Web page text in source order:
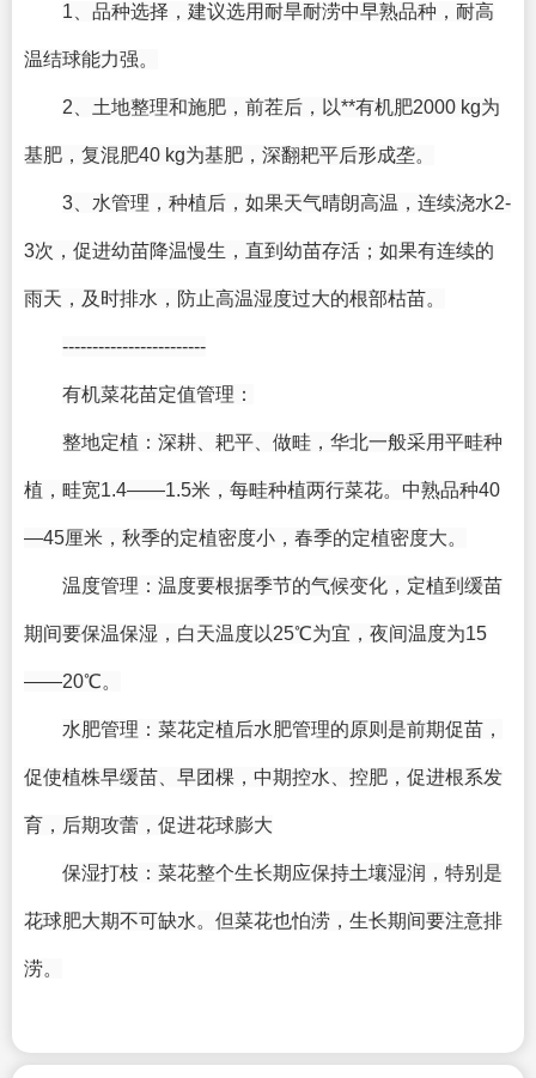
1、品种选择，建议选用耐旱耐涝中早熟品种，耐高
温结球能力强。
2、土地整理和施肥，前茬后，以**有机肥2000 kg为
基肥，复混肥40 kg为基肥，深翻耙平后形成垄。
3、水管理，种植后，如果天气晴朗高温，连续浇水2-
3次，促进幼苗降温慢生，直到幼苗存活；如果有连续的
雨天，及时排水，防止高温湿度过大的根部枯苗。
------------------------
有机菜花苗定值管理：
整地定植：深耕、耙平、做畦，华北一般采用平畦种
植，畦宽1.4——1.5米，每畦种植两行菜花。中熟品种40
—45厘米，秋季的定植密度小，春季的定植密度大。
温度管理：温度要根据季节的气候变化，定植到缓苗
期间要保温保湿，白天温度以25℃为宜，夜间温度为15
——20℃。
水肥管理：菜花定植后水肥管理的原则是前期促苗，
促使植株早缓苗、早团棵，中期控水、控肥，促进根系发
育，后期攻蕾，促进花球膨大
保湿打枝：菜花整个生长期应保持土壤湿润，特别是
花球肥大期不可缺水。但菜花也怕涝，生长期间要注意排
涝。